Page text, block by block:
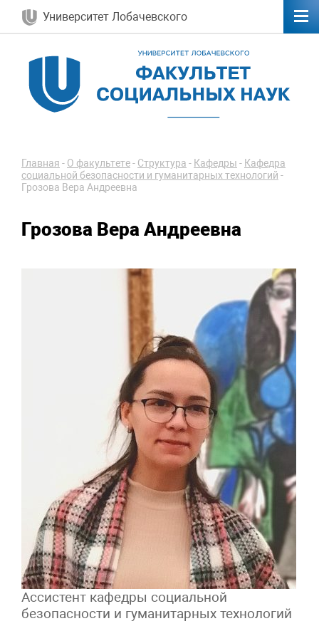
Университет Лобачевского
Главная - О факультете- Структура - Кафедры - Кафедра
социальной безопасности и гуманитарных технологий -
Грозова Вера Андреевна
Грозова Вера Андреевна
Ассистент кафедры социальной
безопасности и гуманитарных технологий